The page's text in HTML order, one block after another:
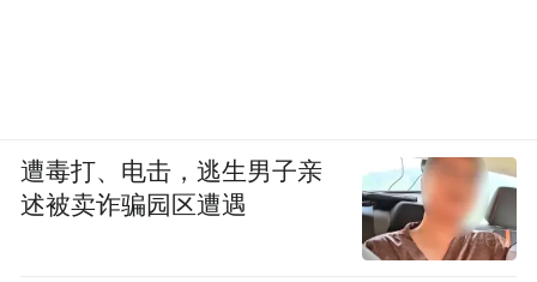
遭毒打、电击，逃生男子亲
述被卖诈骗园区遭遇